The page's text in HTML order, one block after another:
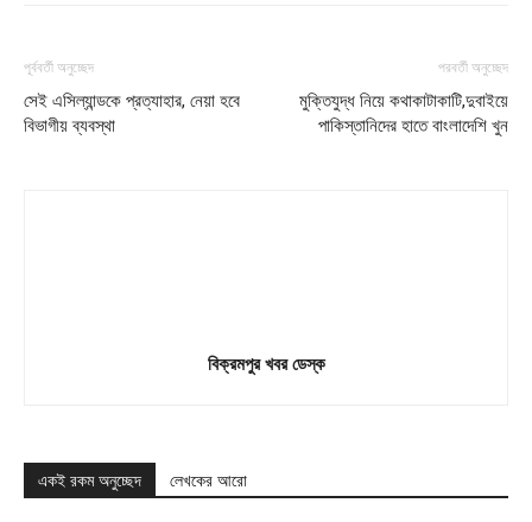
পূর্ববর্তী অনুচ্ছেদ
সেই এসিল্যান্ডকে প্রত্যাহার, নেয়া হবে
বিভাগীয় ব্যবস্থা
পরবর্তী অনুচ্ছেদ
মুক্তিযুদ্ধ নিয়ে কথাকাটাকাটি,দুবাইয়ে
পাকিস্তানিদের হাতে বাংলাদেশি খুন
বিক্রমপুর খবর ডেস্ক
একই রকম অনুচ্ছেদ লেখকের আরো